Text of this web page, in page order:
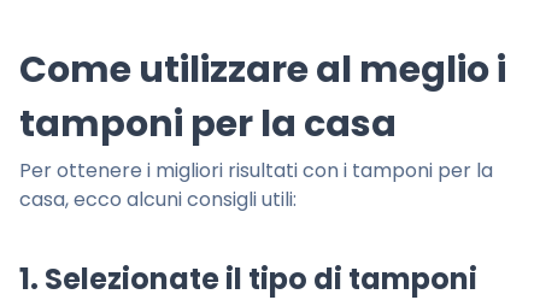
Come utilizzare al meglio i
tamponi per la casa
Per ottenere i migliori risultati con i tamponi per la
casa, ecco alcuni consigli utili:
1. Selezionate il tipo di tamponi